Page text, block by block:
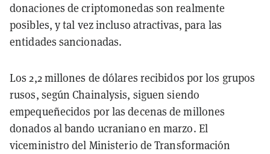
donaciones de criptomonedas son realmente
posibles, y tal vez incluso atractivas, para las
entidades sancionadas.
Los 2,2 millones de dólares recibidos por los grupos
rusos, según Chainalysis, siguen siendo
empequeñecidos por las decenas de millones
donados al bando ucraniano en marzo. El
viceministro del Ministerio de Transformación